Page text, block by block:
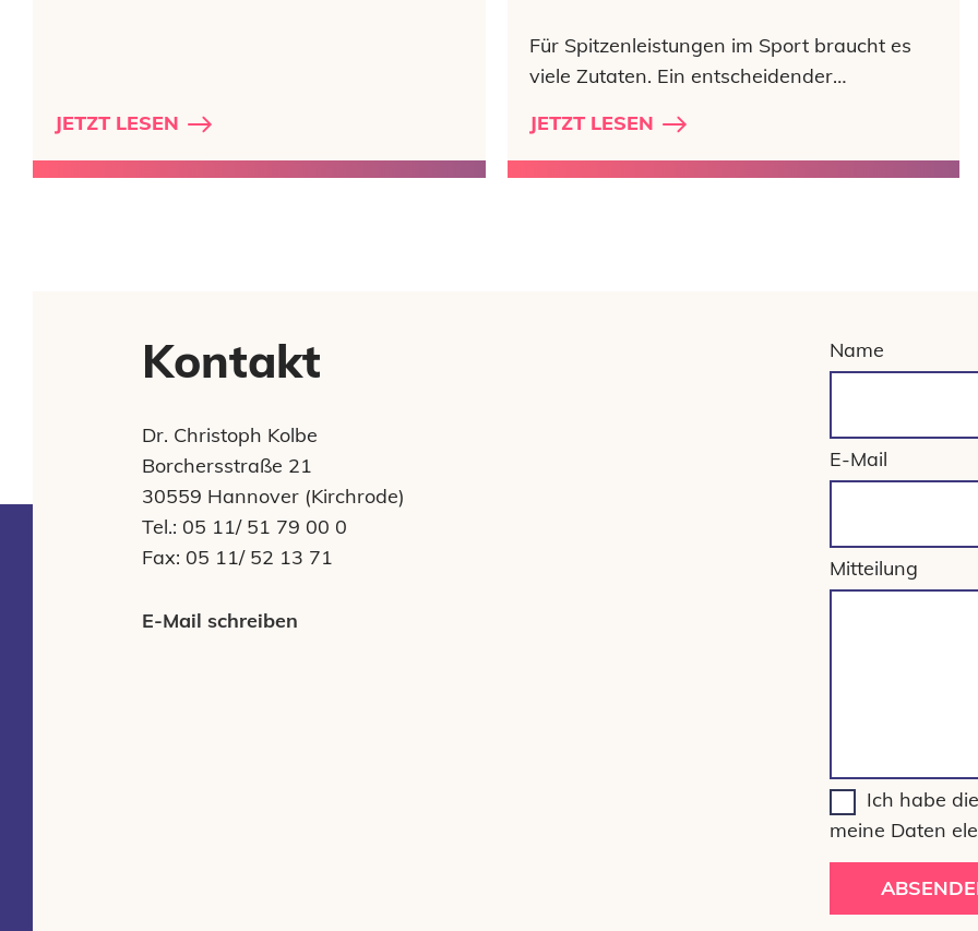
JETZT LESEN
Für Spitzenleistungen im Sport braucht es
viele Zutaten. Ein entscheidender…
JETZT LESEN
Kontakt
Dr. Christoph Kolbe
Borchersstraße 21
30559 Hannover (Kirchrode)
Tel.: 05 11/ 51 79 00 0
Fax: 05 11/ 52 13 71
E-Mail schreiben
Name
E-Mail
Mitteilung
Ich habe die
meine Daten